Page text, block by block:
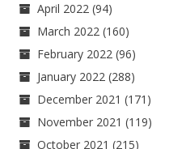
April 2022 (94)
March 2022 (160)
February 2022 (96)
January 2022 (288)
December 2021 (171)
November 2021 (119)
October 2021 (215)